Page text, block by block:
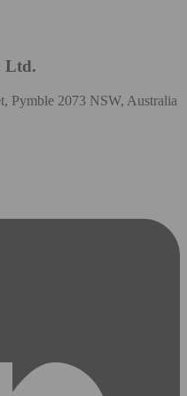
Ltd.
Pymble 2073 NSW, Australia